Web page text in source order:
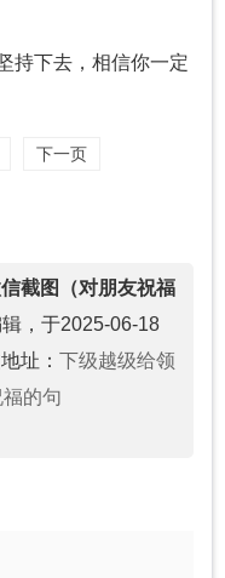
持下去，相信你一定
下一页
截图（对朋友祝福
，于2025-06-18
址： 下级越级给领
的句